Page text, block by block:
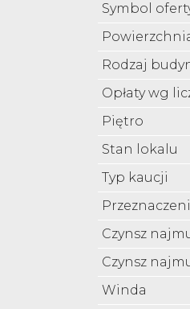
Symbol
Rodzaj
Opłaty wg
Piętro
Stan lokalu
Typ kaucji
Czynsz
Czynsz
Winda